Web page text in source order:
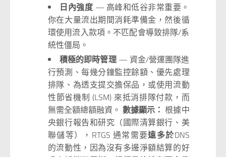
日內強度 — 高峰和低谷非常重要。
你在大量流出期間消耗準備金，然後循
環使用流入款項。不匹配會導致排隊/系
統性僵局。
積極的即時管理— 資金/營運團隊進
行預測、每幾分鐘監控餘額、優先處理
排隊、為透支提交擔保品，或使用流動
性節省機制 (LSM) 來抵消排隊付款，而
無需全額總額融資。數據顯示： 根據中
央銀行報告和研究（國際清算銀行、美
聯儲等），RTGS 通常需要遠多於DNS
的流動性，因為沒有多邊淨額結算的好